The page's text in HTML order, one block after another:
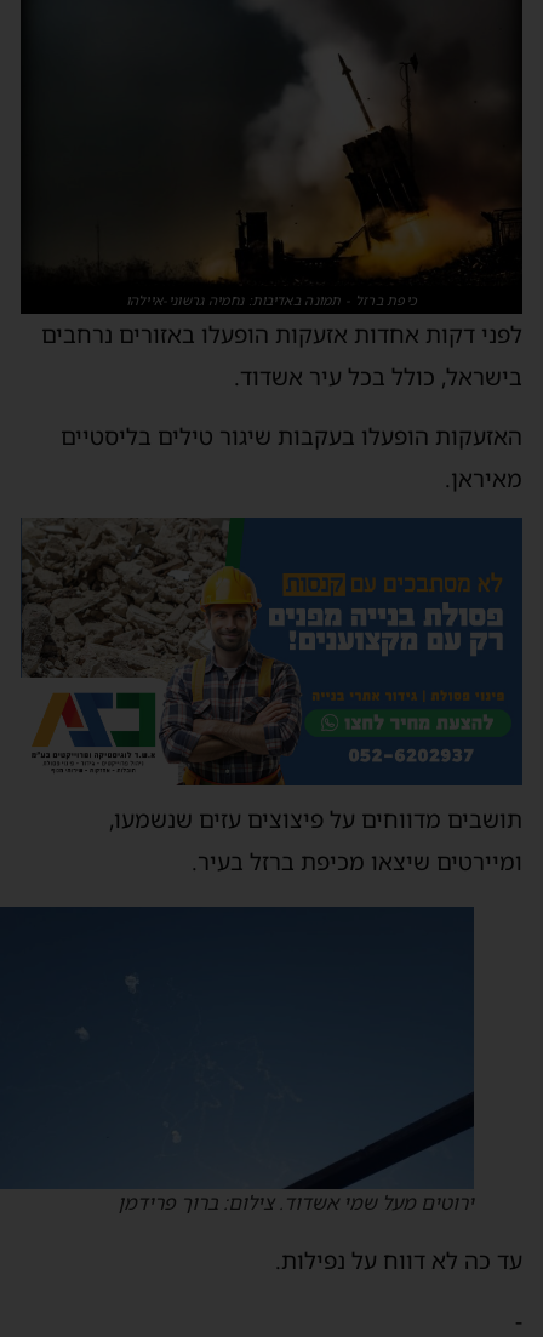
כיפת ברזל - תמונה באדיבות: נחמיה גרשוני-איילהו
דקות אחדות אזעקות הופעלו באזורים נרחבים
כולל בכל עיר אשדוד.
הופעלו בעקבות שיגור טילים בליסטיים
מדווחים על פיצוצים עזים שנשמעו,
שיצאו מכיפת ברזל בעיר.
ירוטים מעל שמי אשדוד. צילום: ברוך פרידמן
כה לא דווח על נפילות.